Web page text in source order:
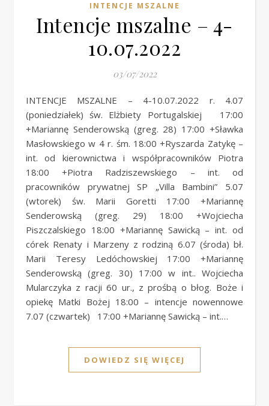
INTENCJE MSZALNE
Intencje mszalne – 4-
10.07.2022
03/07/2022
INTENCJE MSZALNE – 4-10.07.2022 r. 4.07
(poniedziałek) św. Elżbiety Portugalskiej 17:00
+Mariannę Senderowską (greg. 28) 17:00 +Sławka
Masłowskiego w 4 r. śm. 18:00 +Ryszarda Zatykę –
int. od kierownictwa i współpracowników Piotra
18:00 +Piotra Radziszewskiego – int. od
pracowników prywatnej SP „Villa Bambini” 5.07
(wtorek) św. Marii Goretti 17:00 +Mariannę
Senderowską (greg. 29) 18:00 +Wojciecha
Piszczalskiego 18:00 +Mariannę Sawicką – int. od
córek Renaty i Marzeny z rodziną 6.07 (środa) bł.
Marii Teresy Ledóchowskiej 17:00 +Mariannę
Senderowską (greg. 30) 17:00 w int.. Wojciecha
Mularczyka z racji 60 ur., z prośbą o błog. Boże i
opiekę Matki Bożej 18:00 – intencje nowennowe
7.07 (czwartek) 17:00 +Mariannę Sawicką – int.…
DOWIEDZ SIĘ WIĘCEJ